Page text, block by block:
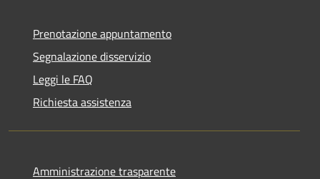
Prenotazione appuntamento
Segnalazione disservizio
Leggi le FAQ
Richiesta assistenza
Amministrazione trasparente